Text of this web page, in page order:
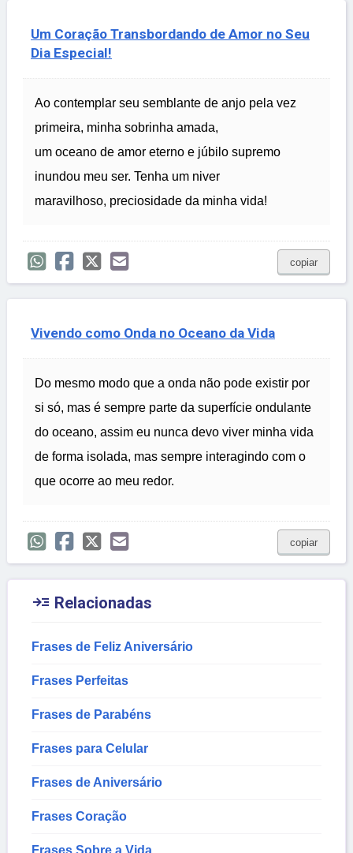
Um Coração Transbordando de Amor no Seu
Dia Especial!
Ao contemplar seu semblante de anjo pela vez
primeira, minha sobrinha amada,
um oceano de amor eterno e júbilo supremo
inundou meu ser. Tenha um niver
maravilhoso, preciosidade da minha vida!
copiar
Vivendo como Onda no Oceano da Vida
Do mesmo modo que a onda não pode existir por
si só, mas é sempre parte da superfície ondulante
do oceano, assim eu nunca devo viver minha vida
de forma isolada, mas sempre interagindo com o
que ocorre ao meu redor.
copiar
 Relacionadas
Frases de Feliz Aniversário
Frases Perfeitas
Frases de Parabéns
Frases para Celular
Frases de Aniversário
Frases Coração
Frases Sobre a Vida